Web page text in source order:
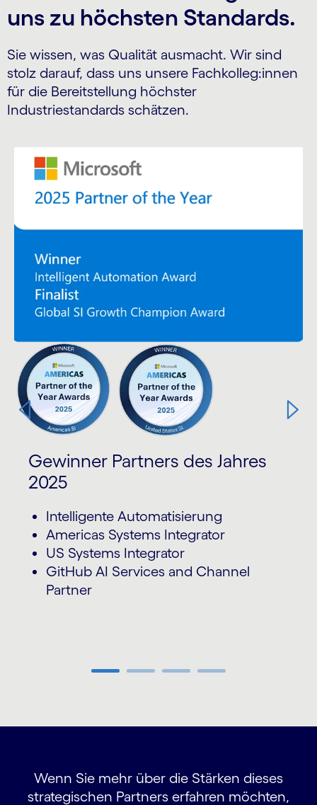
uns zu höchsten Standards.
Sie wissen, was Qualität ausmacht. Wir sind
stolz darauf, dass uns unsere Fachkolleg:innen
für die Bereitstellung höchster
Industriestandards schätzen.
Carousel starts
Gewinner Partners des Jahres
2025
Intelligente Automatisierung
Americas Systems Integrator
US Systems Integrator
GitHub AI Services and Channel
Partner
Wenn Sie mehr über die Stärken dieses
strategischen Partners erfahren möchten,